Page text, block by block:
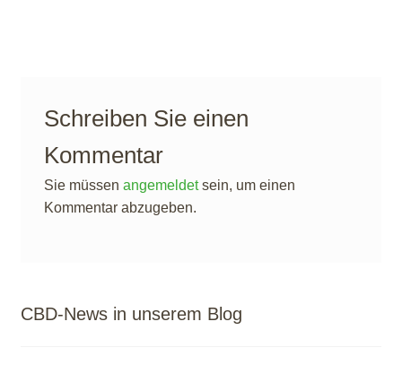
Schreiben Sie einen
Kommentar
Sie müssen angemeldetsein, um einen
Kommentar abzugeben.
CBD-News in unserem Blog